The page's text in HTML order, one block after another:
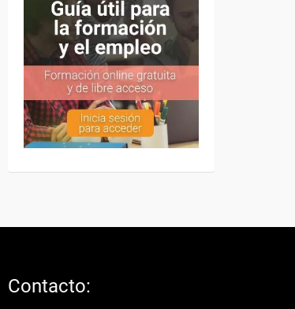
Contacto: